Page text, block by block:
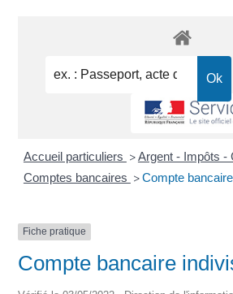
Accueil particuliers >Argent - Impôts -
Comptes bancaires >Compte
Fiche pratique
Compte bancaire